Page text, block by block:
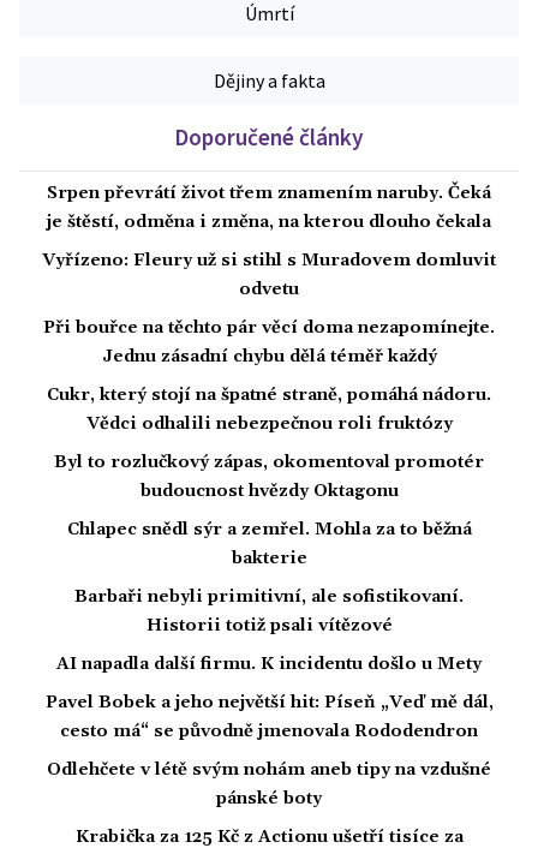
Úmrtí
Dějiny a fakta
Doporučené články
Srpen převrátí život třem znamením naruby. Čeká
je štěstí, odměna i změna, na kterou dlouho čekala
Vyřízeno: Fleury už si stihl s Muradovem domluvit
odvetu
Při bouřce na těchto pár věcí doma nezapomínejte.
Jednu zásadní chybu dělá téměř každý
Cukr, který stojí na špatné straně, pomáhá nádoru.
Vědci odhalili nebezpečnou roli fruktózy
Byl to rozlučkový zápas, okomentoval promotér
budoucnost hvězdy Oktagonu
Chlapec snědl sýr a zemřel. Mohla za to běžná
bakterie
Barbaři nebyli primitivní, ale sofistikovaní.
Historii totiž psali vítězové
AI napadla další firmu. K incidentu došlo u Mety
Pavel Bobek a jeho největší hit: Píseň „Veď mě dál,
cesto má“ se původně jmenovala Rododendron
Odlehčete v létě svým nohám aneb tipy na vzdušné
pánské boty
Krabička za 125 Kč z Actionu ušetří tisíce za